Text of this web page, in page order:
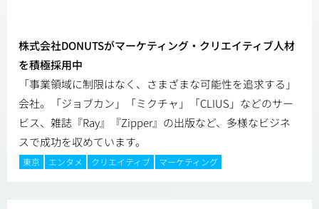
株式会社DONUTSがマーケティング・クリエイティブ人材
を積極採用中
「事業領域に制限はなく、さまざまな可能性を追求する」
会社。「ジョブカン」「ミクチャ」「CLIUS」などのサー
ビス、雑誌『Ray』『Zipper』の出版など、多様なビジネ
スで成功を収めています。
東京 エンタメ クリエイティブ マーケティング